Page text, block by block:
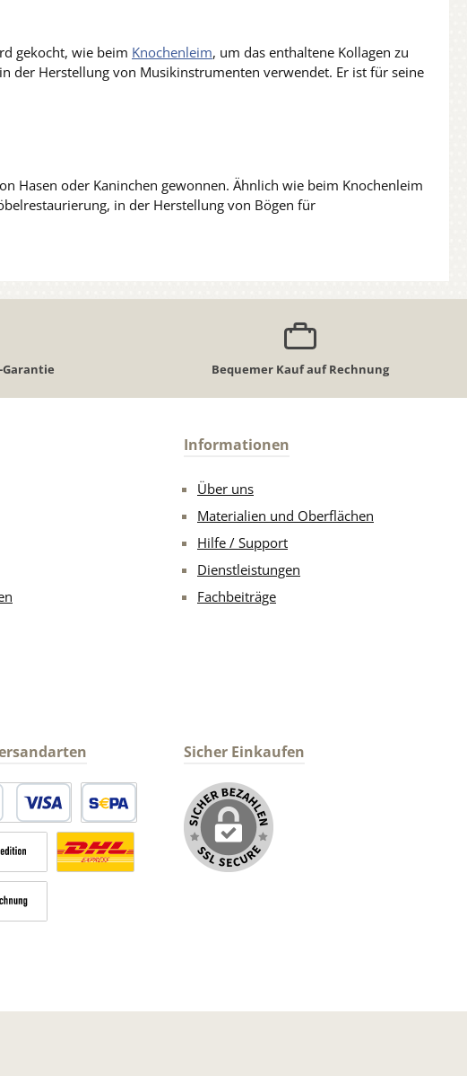
gekocht, wie beim Knochenleim, um das enthaltene Kollagen zu
der Herstellung von Musikinstrumenten verwendet. Er ist für seine
Hasen oder Kaninchen gewonnen. Ähnlich wie beim Knochenleim
in der Herstellung von Bögen für
Garantie Bequemer Kauf auf Rechnung
Informationen
Über uns
Materialien und Oberflächen
Hilfe / Support
Dienstleistungen
Fachbeiträge
DebitkarteSEPA Lastschrift
normaler Versand Deutsche Post
Sicher Einkaufen